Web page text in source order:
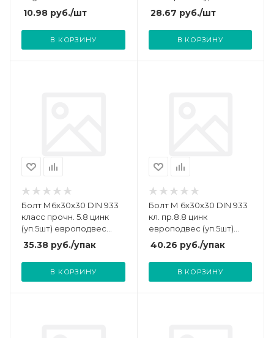
10.98 руб./шт
В КОРЗИНУ
CLP1M-B-8-65-1
28.67 руб./шт
В КОРЗИНУ
Болт М6х30х30 DIN 933
класс прочн. 5.8 цинк
(уп.5шт) европодвес
СТРОЙМЕТИЗ 3011241
35.38 руб./упак
В КОРЗИНУ
Болт М 6х30х30 DIN 933
кл. пр.8.8 цинк
европодвес (уп.5шт)
СТРОЙМЕТИЗ
UTORM3021241
40.26 руб./упак
В КОРЗИНУ